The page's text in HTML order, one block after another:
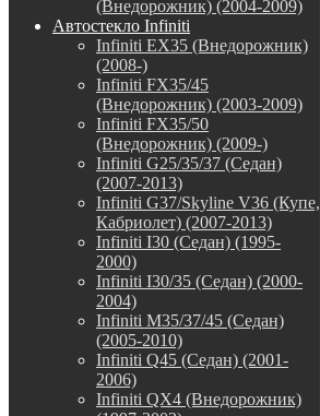
(Внедорожник) (2004-2009)
Автостекло Infiniti
Infiniti EX35 (Внедорожник)
(2008-)
Infiniti FX35/45
(Внедорожник) (2003-2009)
Infiniti FX35/50
(Внедорожник) (2009-)
Infiniti G25/35/37 (Седан)
(2007-2013)
Infiniti G37/Skyline V36 (Купе,
Кабриолет) (2007-2013)
Infiniti I30 (Седан) (1995-
2000)
Infiniti I30/35 (Седан) (2000-
2004)
Infiniti M35/37/45 (Седан)
(2005-2010)
Infiniti Q45 (Седан) (2001-
2006)
Infiniti QX4 (Внедорожник)